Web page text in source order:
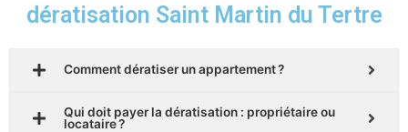
dératisation Saint Martin du Tertre
Comment dératiser un appartement ?
Qui doit payer la dératisation : propriétaire ou
locataire ?